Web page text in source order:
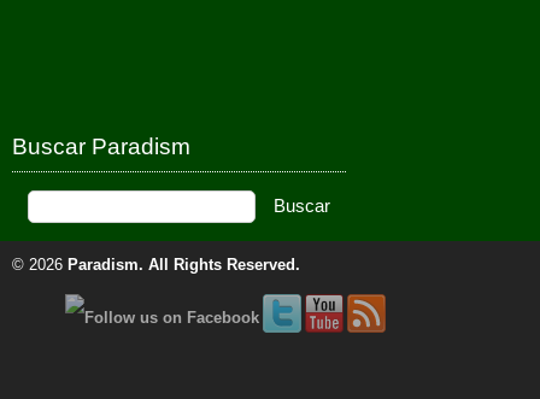
Buscar Paradism
© 2026 Paradism. All Rights Reserved.